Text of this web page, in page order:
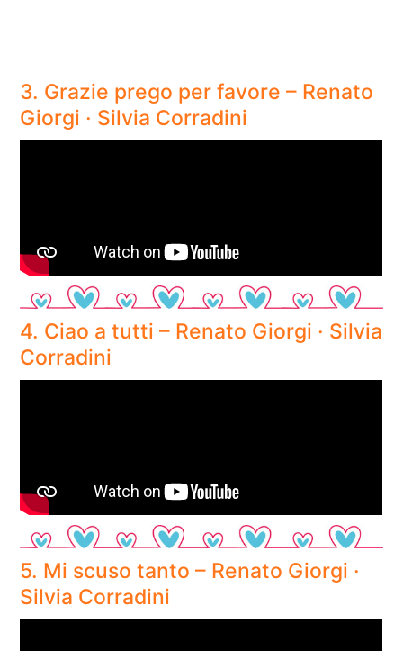
3. Grazie prego per favore – Renato
Giorgi · Silvia Corradini
4. Ciao a tutti – Renato Giorgi · Silvia
Corradini
5. Mi scuso tanto – Renato Giorgi ·
Silvia Corradini